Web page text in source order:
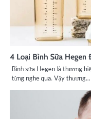
4 Loại Bình Sữa Hegen
Bình sữa Hegen là thương
từng nghe qua. Vậy thương…